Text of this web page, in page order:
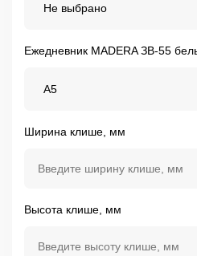
Не выбрано
Ежедневник MADERA ЗВ-55
А5
Ширина клише, мм
Высота клише, мм